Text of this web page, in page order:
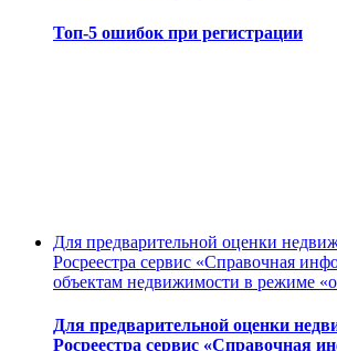
Топ-5 ошибок при регистрации
Для предварительной оценки
Росреестра сервис «Справочная
объектам недвижимости в режиме
Для предварительной оценки
Росреестра сервис «Справочная